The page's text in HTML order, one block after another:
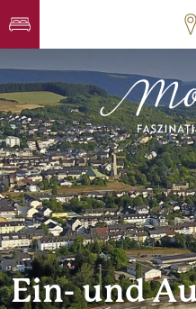
Ein- und